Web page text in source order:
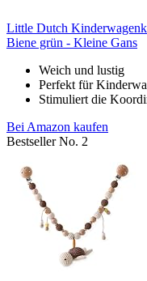
Little Dutch
Biene grün - Kleine Gans
Weich und lustig
Perfekt für
Stimuliert die
Bei Amazon kaufen
Bestseller No. 2